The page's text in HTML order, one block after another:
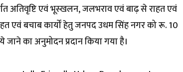
अतिवृष्टि एवं भूस्खलन, जलभराव एवं बाढ़ से राहत एवं
एवं बचाब कार्यों हेतु जनपद उधम सिंह नगर को रू. 10
का अनुमोदन प्रदान किया गया है।